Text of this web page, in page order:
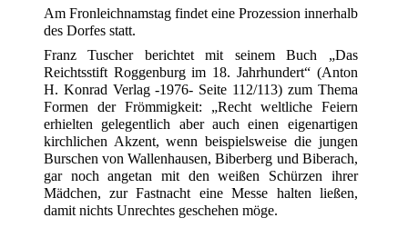
Am Fronleichnamstag findet eine Prozession innerhalb
des Dorfes statt.
Franz Tuscher berichtet mit seinem Buch „Das
Reichtsstift Roggenburg im 18. Jahrhundert“ (Anton
H. Konrad Verlag -1976- Seite 112/113) zum Thema
Formen der Frömmigkeit: „Recht weltliche Feiern
erhielten gelegentlich aber auch einen eigenartigen
kirchlichen Akzent, wenn beispielsweise die jungen
Burschen von Wallenhausen, Biberberg und Biberach,
gar noch angetan mit den weißen Schürzen ihrer
Mädchen, zur Fastnacht eine Messe halten ließen,
damit nichts Unrechtes geschehen möge.